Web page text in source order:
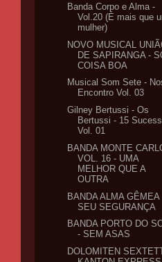
Banda Corpo e Alma -
Vol.20 (É mais que
mulher)
NOVO MUSICAL
DE SAPIRANGA -
COISA BOA
Musical Som Sete -
Encontro Vol. 03
Gilney Bertussi - Os
Bertussi - 15
Vol. 01
BANDA MONTE
VOL. 16 - UMA
MELHOR QUE A
OUTRA
BANDA ALMA GÊMEA
SEU SEGURANÇA
BANDA PORTO DO
- SEM ASAS
DOLOMITEN